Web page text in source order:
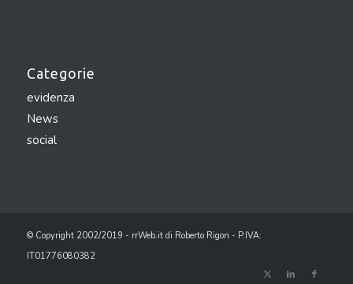
Categorie
evidenza
News
social
© Copyright 2002/2019 - rrWeb.it di Roberto Rigon - P.IVA:
IT01776080382